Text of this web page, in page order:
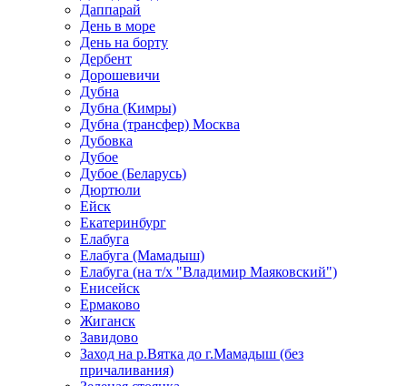
Даппарай
День в море
День на борту
Дербент
Дорошевичи
Дубна
Дубна (Кимры)
Дубна (трансфер) Москва
Дубовка
Дубое
Дубое (Беларусь)
Дюртюли
Ейск
Екатеринбург
Елабуга
Елабуга (Мамадыш)
Елабуга (на т/х "Владимир Маяковский")
Енисейск
Ермаково
Жиганск
Завидово
Заход на р.Вятка до г.Мамадыш (без
причаливания)